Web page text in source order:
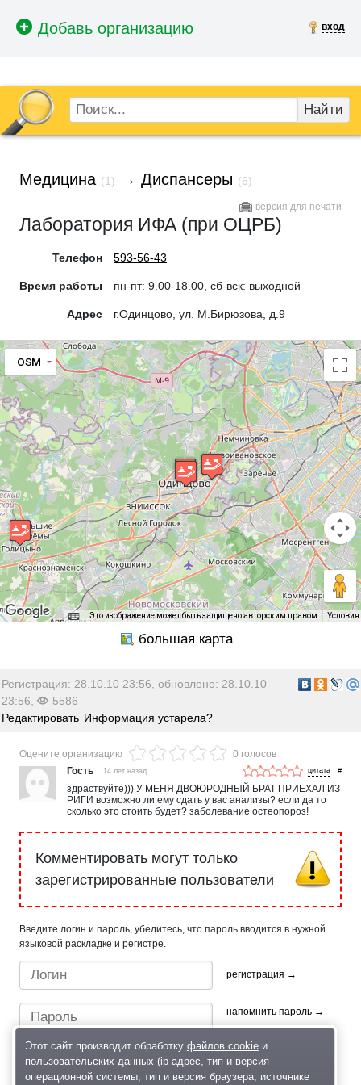
вход
Найти
Медицина (1) → Диспансеры (6)
версия для печати
Лаборатория ИФА (при ОЦРБ)
Телефон 593-56-43
Время работы пн-пт: 9.00-18.00, сб-вск: выходной
Адрес г.Одинцово, ул. М.Бирюзова, д.9
OSM
Это изображение может быть защищено авторским правом Условия
Регистрация: 28.10.10 23:56, обновлено: 28.10.10
23:56,
5586
Редактировать Информация устарела?
Оцените организацию
0 голосов
Гость
14 лет назад #
здраствуйте))) У МЕНЯ ДВОЮРОДНЫЙ БРАТ ПРИЕХАЛ ИЗ
РИГИ возможно ли ему сдать у вас анализы? если да то
сколько это стоить будет? заболевание остеопороз!
Комментировать могут только
зарегистрированные пользователи
Введите логин и пароль, убедитесь, что пароль вводится в нужной
языковой раскладке и регистре.
регистрация →
напомнить пароль →
Этот сайт производит обработку файлов cookieи
пользовательских данных (ip-адрес, тип и версия
операционной системы, тип и версия браузера, источнике